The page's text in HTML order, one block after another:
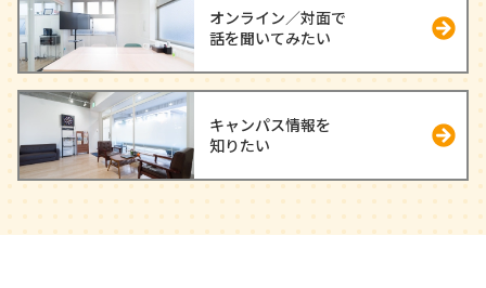
オンライン／対面で
話を聞いてみたい
キャンパス情報を
知りたい